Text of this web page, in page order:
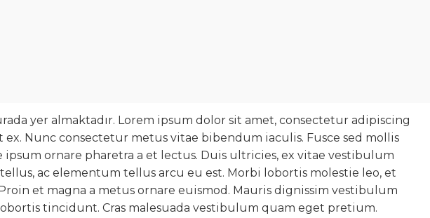
yer almaktadır. Lorem ipsum dolor sit amet, consectetur adipiscing
Nunc consectetur metus vitae bibendum iaculis. Fusce sed mollis
ipsum ornare pharetra a et lectus. Duis ultricies, ex vitae vestibulum
ac elementum tellus arcu eu est. Morbi lobortis molestie leo, et
et magna a metus ornare euismod. Mauris dignissim vestibulum
tincidunt. Cras malesuada vestibulum quam eget pretium.